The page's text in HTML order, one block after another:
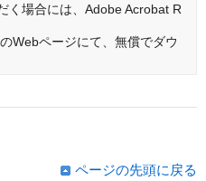
く場合には、Adobe Acrobat R
Webページにて、無償でダウ
ページの先頭に戻る